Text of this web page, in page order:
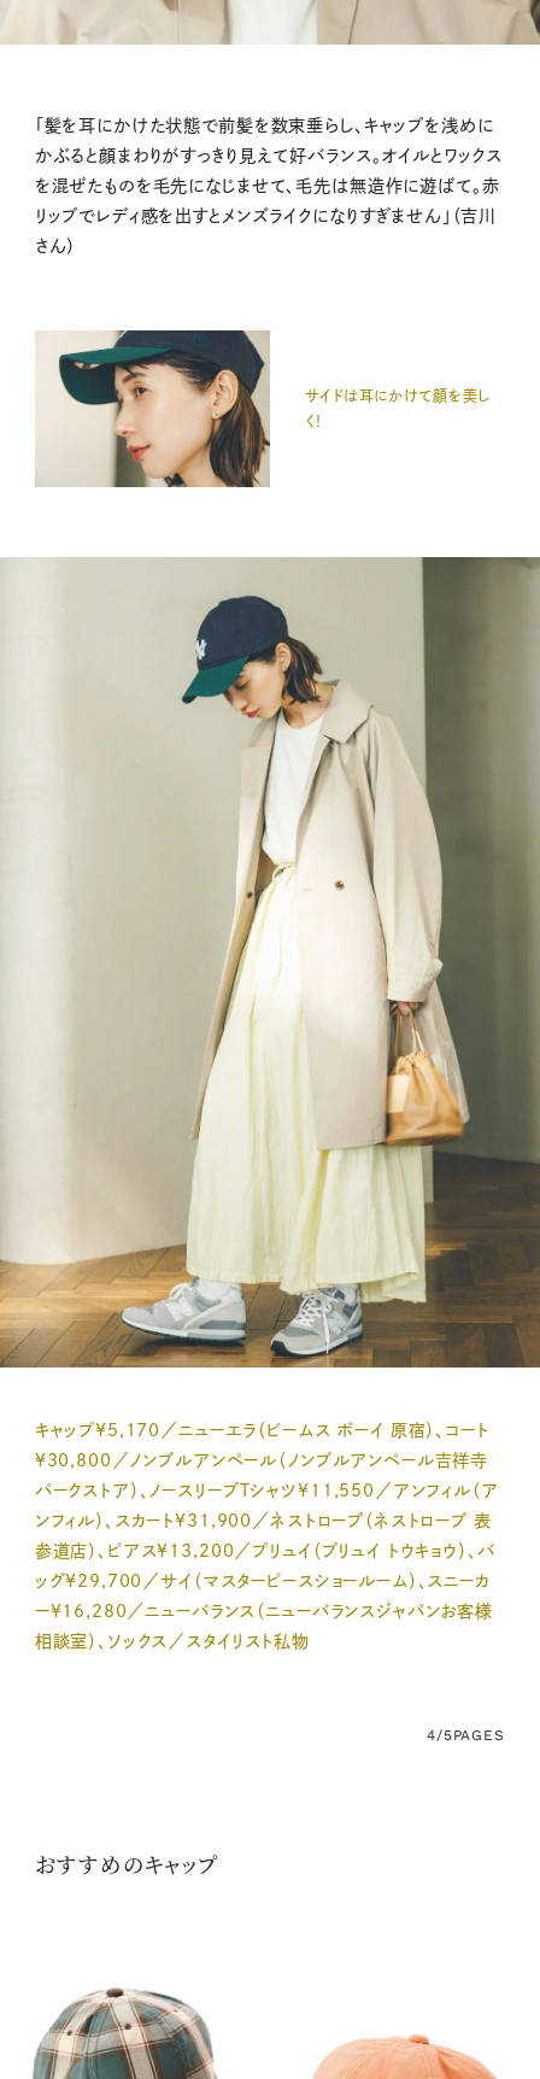
「髪を耳にかけた状態で前髪を数束垂らし、キャップを浅めに
かぶると顔まわりがすっきり見えて好バランス。オイルとワックス
を混ぜたものを毛先になじませて、毛先は無造作に遊ばて。赤
リップでレディ感を出すとメンズライクになりすぎません」（吉川
さん）
サイドは耳にかけて顔を美し
く！
キャップ¥5,170／ニューエラ（ビームス ボーイ 原宿）、コート
¥30,800／ノンブルアンペール（ノンブルアンペール吉祥寺
パークストア）、ノースリーブTシャツ¥11,550／アンフィル（ア
ンフィル）、スカート¥31,900／ネストローブ（ネストローブ 表
参道店）、ピアス¥13,200／プリュイ（プリュイ トウキョウ）、バ
ッグ¥29,700／サイ（マスターピースショールーム）、スニーカ
ー¥16,280／ニューバランス（ニューバランスジャパンお客様
相談室）、ソックス／スタイリスト私物
4/5PAGES
おすすめのキャップ